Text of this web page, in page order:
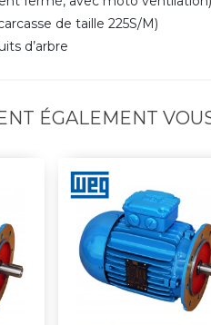
de taille 225S/M)
d’arbre
ÉGALEMENT